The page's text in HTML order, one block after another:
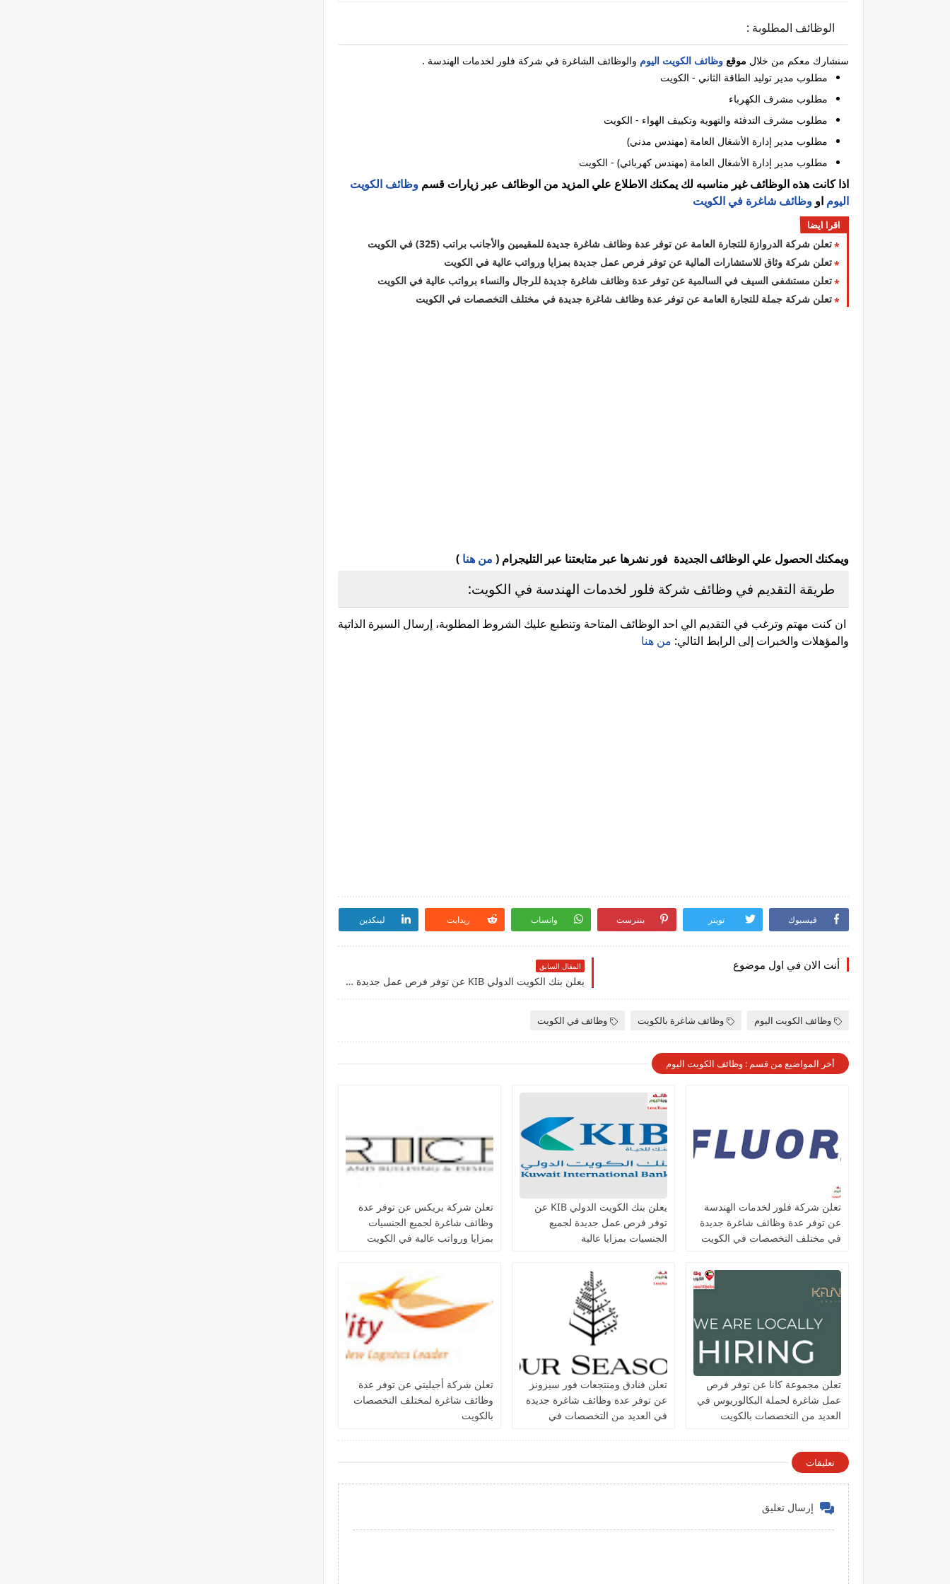
الوظائف المطلوبة :
سنشارك معكم من خلال موقع وظائف الكويت اليوم والوظائف الشاغرة في ‏شركة فلور لخدمات الهندسة .
مطلوب مدير توليد الطاقة الثاني - الكويت
مطلوب مشرف الكهرباء
مطلوب مشرف التدفئة والتهوية وتكييف الهواء - الكويت
مطلوب مدير إدارة الأشغال العامة (مهندس مدني)
مطلوب مدير إدارة الأشغال العامة (مهندس كهربائي) - الكويت
اذا كانت هذه الوظائف غير مناسبه لك يمكنك الاطلاع علي المزيد من الوظائف عبر زيارات قسم وظائف الكويت
اليوم او وظائف شاغرة في الكويت
اقرا ايضا
تعلن شركة الدروازة للتجارة العامة عن توفر عدة وظائف شاغرة جديدة للمقيمين والأجانب براتب (325) في الكويت
تعلن شركة وثاق للاستشارات المالية عن توفر فرص عمل جديدة بمزايا ورواتب عالية في الكويت
تعلن مستشفى السيف في السالمية عن توفر عدة وظائف شاغرة جديدة للرجال والنساء برواتب عالية في الكويت
تعلن شركة جملة للتجارة العامة عن توفر عدة وظائف شاغرة جديدة في مختلف التخصصات في الكويت
ويمكنك الحصول علي الوظائف الجديدة فور نشرها عبر متابعتنا عبر التليجرام ( من هنا )
طريقة التقديم في وظائف شركة فلور لخدمات الهندسة في الكويت:
ان كنت مهتم وترغب في التقديم الي احد الوظائف المتاحة وتنطبع عليك الشروط المطلوبة، إرسال السيرة الذاتية
والمؤهلات والخبرات إلى الرابط التالي: من هنا
فيسبوك تويتر بنترست واتساب ريدايت لينكدين
أنت الان في اول موضوع المقال السابق
يعلن بنك الكويت الدولي KIB عن توفر فرص عمل جديدة لجميع الجنسيات بمزايا عالية
وظائف الكويت اليوم وظائف شاغرة بالكويت وظائف في الكويت
أخر المواضيع من قسم : وظائف الكويت اليوم
تعلن شركة فلور لخدمات الهندسة
عن توفر عدة وظائف شاغرة جديدة
في مختلف التخصصات في الكويت
يعلن بنك الكويت الدولي KIB عن
توفر فرص عمل جديدة لجميع
الجنسيات بمزايا عالية
تعلن شركة بريكس عن توفر عدة
وظائف شاغرة لجميع الجنسيات
بمزايا ورواتب عالية في الكويت
تعلن مجموعة كانا عن توفر فرص
عمل شاغرة لحملة البكالوريوس في
العديد من التخصصات بالكويت
تعلن فنادق ومنتجعات فور سيزونز‏
عن توفر عدة وظائف شاغرة جديدة
في العديد من التخصصات في
تعلن شركة أجيليتي عن توفر عدة
وظائف شاغرة لمختلف التخصصات
بالكويت
تعليقات
إرسال تعليق